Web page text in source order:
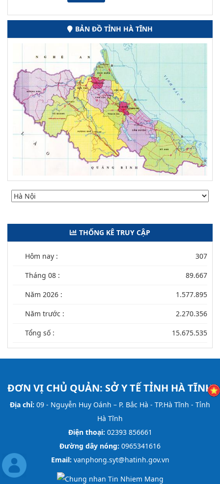
BẢN ĐỒ TỈNH HÀ TĨNH
THỐNG KÊ TRUY CẬP
Hôm nay : 307
Tháng 08 : 89.667
Năm 2026 : 1.577.895
Năm trước : 2.270.356
Tổng số : 15.675.535
ĐƠN VỊ CHỦ QUẢN: SỞ Y TẾ TỈNH HÀ TĨNH
Địa chỉ: 09 - Nguyễn Huy Oánh – P. Bắc Hà - TP.Hà Tĩnh - Tỉnh
Hà Tĩnh
Điện thoại: 02393 856661
Đường dây nóng: 0965341616
Email: vanphong.syt@hatinh.gov.vn